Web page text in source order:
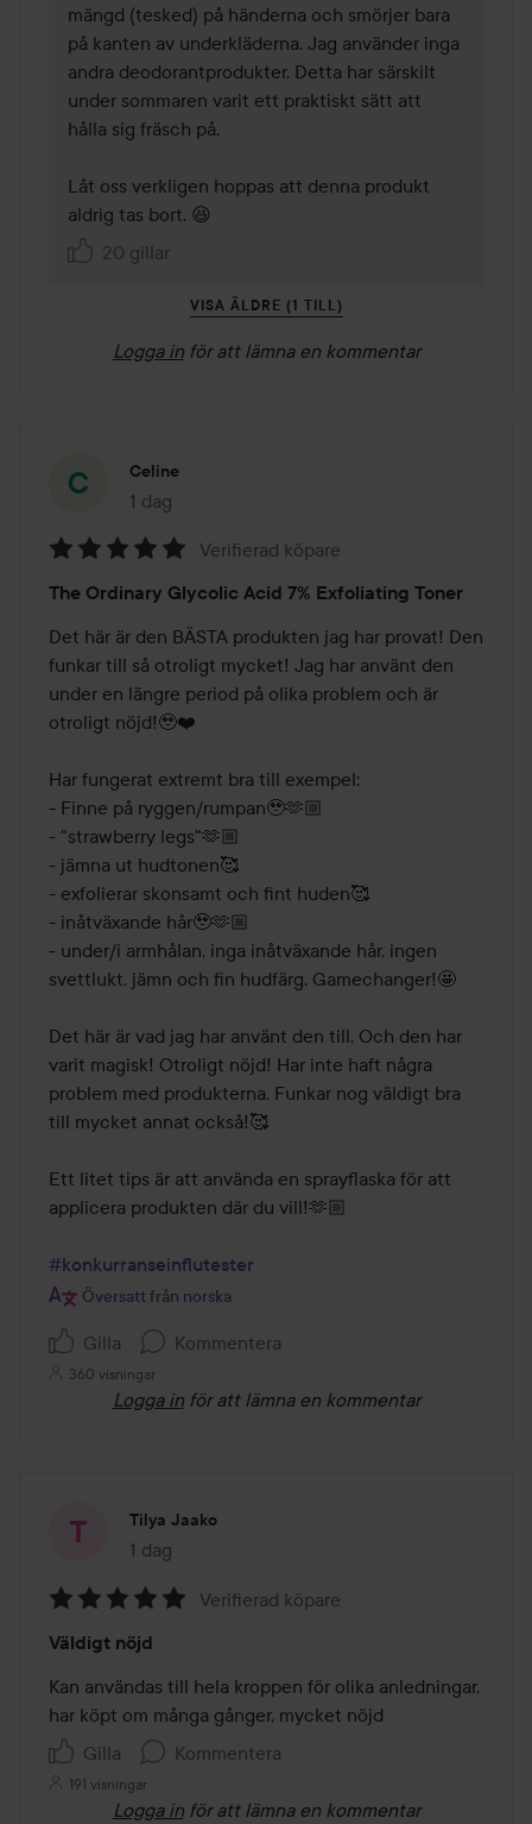
mängd (tesked) på händerna och smörjer bara
på kanten av underkläderna. Jag använder inga
andra deodorantprodukter. Detta har särskilt
under sommaren varit ett praktiskt sätt att
hålla sig fräsch på.
Låt oss verkligen hoppas att denna produkt
aldrig tas bort. 😆
20 gillar
VISA ÄLDRE (1 TILL)
Logga in för att lämna en kommentar
Celine
1 dag
Inlägget skapades 1 dag
5
av
5
Verifierad köpare
The Ordinary Glycolic Acid 7% Exfoliating Toner
Det här är den BÄSTA produkten jag har provat! Den
funkar till så otroligt mycket! Jag har använt den
under en längre period på olika problem och är
otroligt nöjd!🥹❤️
Har fungerat extremt bra till exempel:
- Finne på ryggen/rumpan🥹🫶🏼
- "strawberry legs"🫶🏼
- jämna ut hudtonen🥰
- exfolierar skonsamt och fint huden🥰
- inåtväxande hår🥹🫶🏼
- under/i armhålan, inga inåtväxande hår, ingen
svettlukt, jämn och fin hudfärg. Gamechanger!🤩
Det här är vad jag har använt den till. Och den har
varit magisk! Otroligt nöjd! Har inte haft några
problem med produkterna. Funkar nog väldigt bra
till mycket annat också!🥰
Ett litet tips är att använda en sprayflaska för att
applicera produkten där du vill!🫶🏼
#konkurranseinflutester
Översatt från norska
Gilla Kommentera
360 visningar
Logga in för att lämna en kommentar
Tilya Jaako
1 dag
Inlägget skapades 1 dag
5
av
5
Verifierad köpare
Väldigt nöjd
Kan användas till hela kroppen för olika anledningar,
har köpt om många gånger, mycket nöjd
Gilla
Kommentera
191 visningar
Logga in för att lämna en kommentar